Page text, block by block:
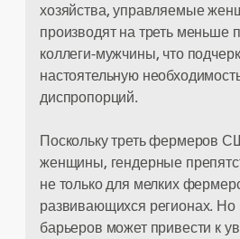
хозяйства, управляемые
производят на треть меньше
коллеги-мужчины, что
настоятельную
диспропорций.
Поскольку треть фермеров
женщины, гендерные
не только для мелких
развивающихся регионах. Но
барьеров может привести к